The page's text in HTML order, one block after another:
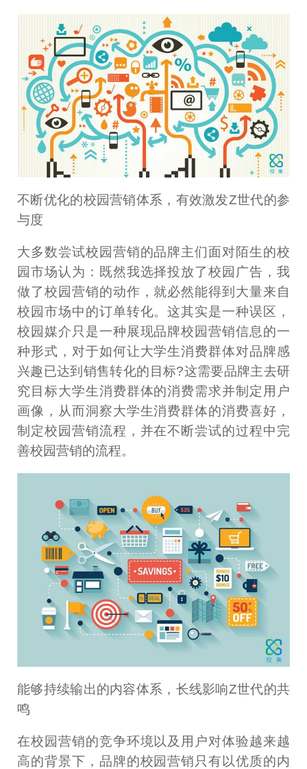
不断优化的校园营销体系，有效激发Z世代的参
与度
大多数尝试校园营销的品牌主们面对陌生的校
园市场认为：既然我选择投放了校园广告，我
做了校园营销的动作，就必然能得到大量来自
校园市场中的订单转化。这其实是一种误区，
校园媒介只是一种展现品牌校园营销信息的一
种形式，对于如何让大学生消费群体对品牌感
兴趣已达到销售转化的目标?这需要品牌主去研
究目标大学生消费群体的消费需求并制定用户
画像，从而洞察大学生消费群体的消费喜好，
制定校园营销流程，并在不断尝试的过程中完
善校园营销的流程。
能够持续输出的内容体系，长线影响Z世代的共
鸣
在校园营销的竞争环境以及用户对体验越来越
高的背景下，品牌的校园营销只有以优质的内